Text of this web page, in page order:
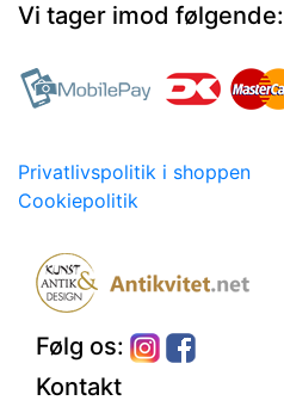
Vi tager imod følgende:
Privatlivspolitik i shoppen
Cookiepolitik
Følg os:
Kontakt